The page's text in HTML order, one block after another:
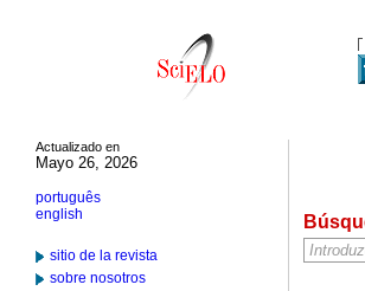
Actualizado en
Mayo 26, 2026
português
english
sitio de la revista
sobre nosotros